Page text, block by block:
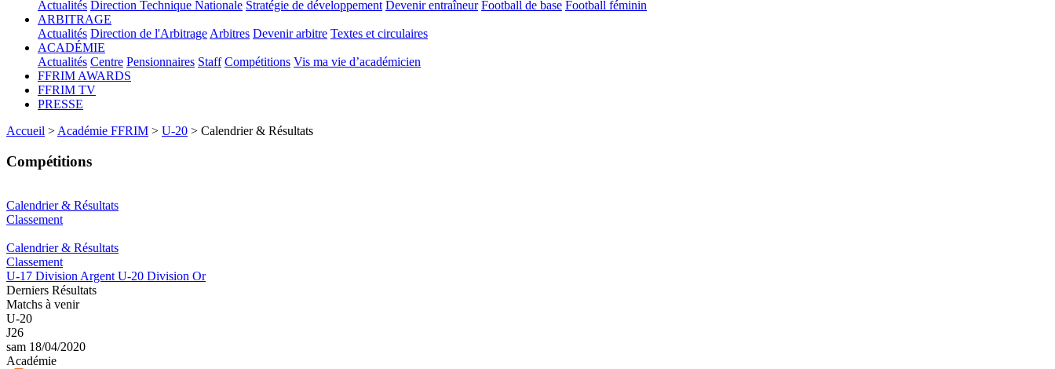
Actualités Direction Technique Nationale Stratégie de développement Devenir entraîneur Football de base Football féminin
ARBITRAGE
Actualités Direction de l'Arbitrage Arbitres Devenir arbitre Textes et circulaires
ACADÉMIE
Actualités Centre Pensionnaires Staff Compétitions Vis ma vie d’académicien
FFRIM AWARDS
FFRIM TV
PRESSE
Accueil > Académie FFRIM > U-20 > Calendrier & Résultats
Compétitions
Calendrier & Résultats
Classement
Calendrier & Résultats
Classement
U-17 Division ArgentU-20 Division Or
Derniers Résultats
Matchs à venir
U-20
J26
sam 18/04/2020
Académie